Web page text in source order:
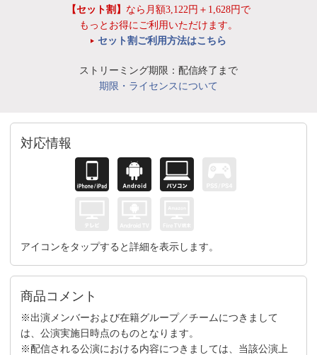
【セット割】 なら月額3,122円＋1,628円で
もっとお得にご利用いただけます。
セット割ご利用方法はこちら
ストリーミング期限：配信終了まで
期限・ライセンスについて
対応情報
アイコンをタップすると詳細を表示します。
商品コメント
※出演メンバーおよび在籍グループ／チームにつきまして
は、公演実施日時点のものとなります。
※配信される公演における内容につきましては、当該公演上